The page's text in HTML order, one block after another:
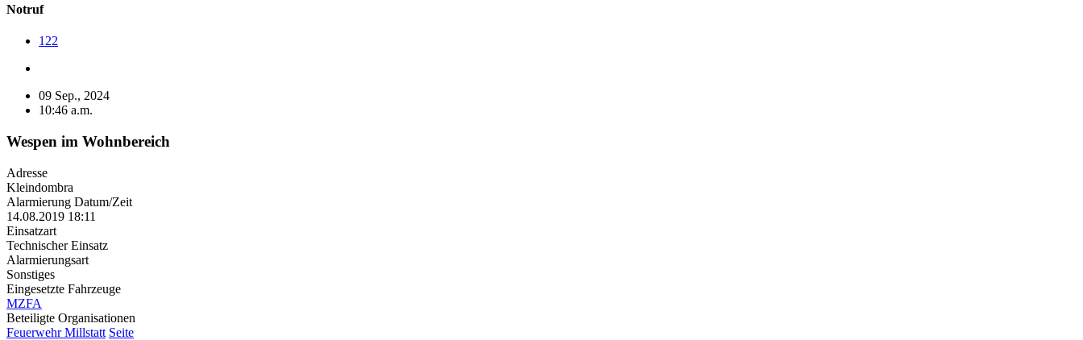
Notruf
122
09 Sep., 2024
10:46 a.m.
Wespen im Wohnbereich
Adresse
Kleindombra
Alarmierung Datum/Zeit
14.08.2019 18:11
Einsatzart
Technischer Einsatz
Alarmierungsart
Sonstiges
Eingesetzte Fahrzeuge
MZFA
Beteiligte Organisationen
Feuerwehr Millstatt Seite